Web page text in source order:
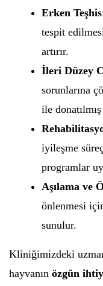
Erken Teşhis
tespit
artırır.
İleri Düzey
sorunlarına
ile
iyileşme
programlar
Aşılama ve
önlenmesi
sunulur.
Kliniğimizdeki
hayvanın özgün